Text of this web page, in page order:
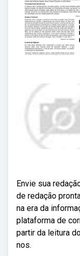
Envie sua
de redação
na era da
plataforma de
partir da leitura
nos.